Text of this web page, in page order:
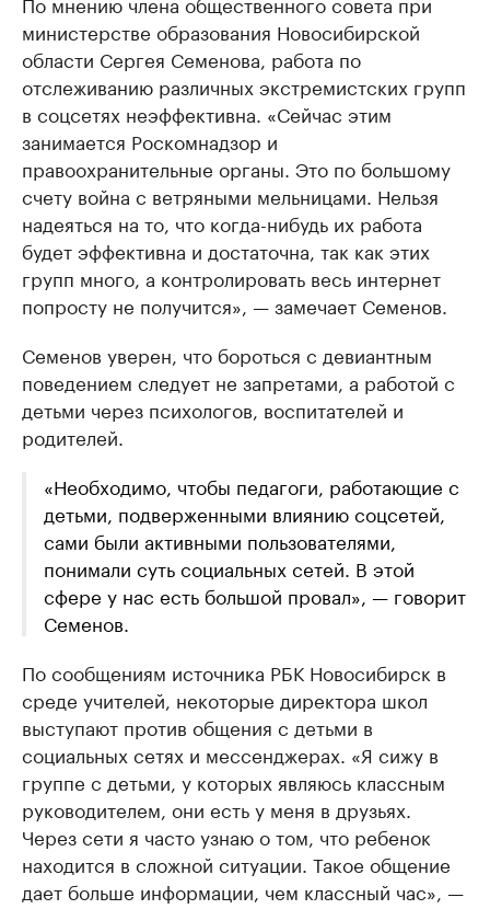
министерстве образования Новосибирской
области Сергея Семенова, работа по
отслеживанию различных экстремистских групп
в соцсетях неэффективна. «Сейчас этим
занимается Роскомнадзор и
правоохранительные органы. Это по большому
счету война с ветряными мельницами. Нельзя
надеяться на то, что когда-нибудь их работа
будет эффективна и достаточна, так как этих
групп много, а контролировать весь интернет
попросту не получится», — замечает Семенов.
Семенов уверен, что бороться с девиантным
поведением следует не запретами, а работой с
детьми через психологов, воспитателей и
родителей.
«Необходимо, чтобы педагоги, работающие с
детьми, подверженными влиянию соцсетей,
сами были активными пользователями,
понимали суть социальных сетей. В этой
сфере у нас есть большой провал», — говорит
Семенов.
По сообщениям источника РБК Новосибирск в
среде учителей, некоторые директора школ
выступают против общения с детьми в
социальных сетях и мессенджерах. «Я сижу в
группе с детьми, у которых являюсь классным
руководителем, они есть у меня в друзьях.
Через сети я часто узнаю о том, что ребенок
находится в сложной ситуации. Такое общение
дает больше информации, чем классный час», —